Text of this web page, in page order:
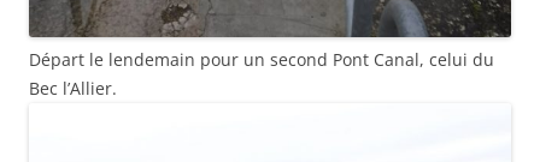
Départ le lendemain pour un second Pont Canal, celui du
Bec l’Allier.